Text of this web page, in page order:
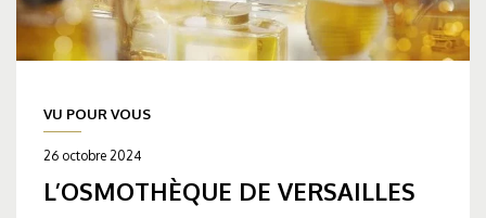
VU POUR VOUS
26 octobre 2024
L’OSMOTHÈQUE DE VERSAILLES